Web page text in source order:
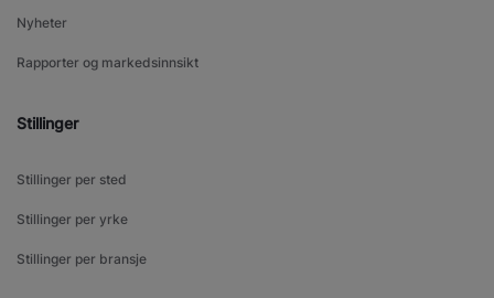
Nyheter
Rapporter og markedsinnsikt
Stillinger
Stillinger per sted
Stillinger per yrke
Stillinger per bransje